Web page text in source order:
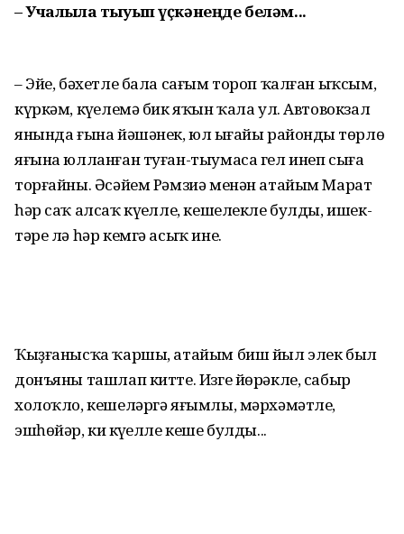
– Учалыла тыуып үҫкәнеңде беләм...
– Эйе, бәхетле бала сағым тороп ҡалған ыҡсым,
күркәм, күңелемә бик яҡын ҡала ул. Автовокзал
янында ғына йәшә­нек, юл ыңғайы райондың төр­лө
яғына юлланған туған-тыу­маса гел инеп сыға
торғай­ны. Әсәйем Рәмзиә менән атайым Марат
һәр саҡ алсаҡ кү­ңелле, кешелекле булды, ишек­
тәре лә һәр кемгә асыҡ ине.
Ҡыҙғанысҡа ҡаршы, атайым биш йыл элек был
донъя­ны ташлап китте. Изге йө­рәк­ле, сабыр
холоҡло, кеше­ләргә яғымлы, мәрхәмәтле,
эшһөйәр, киң күңелле кеше булды...